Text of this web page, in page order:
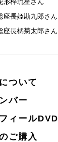
座長姫勘九郎さん
座長橘菊太郎さん
ついて
バー
ィールDVD
ご購入